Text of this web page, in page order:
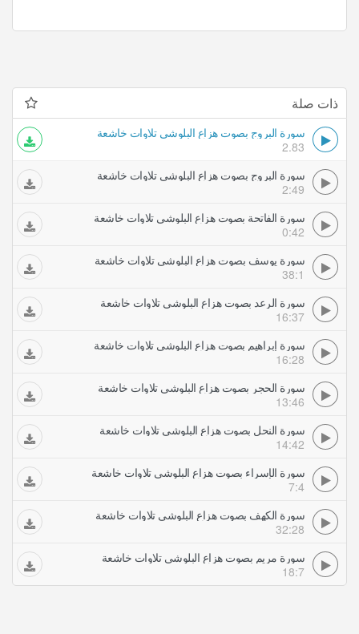
ذات صلة
سورة البروج بصوت هزاع البلوشي تلاوات خاشعة
2.83
سورة البروج بصوت هزاع البلوشي تلاوات خاشعة
2:49
سورة الفاتحة بصوت هزاع البلوشي تلاوات خاشعة
0:42
سورة يوسف بصوت هزاع البلوشي تلاوات خاشعة
38:1
سورة الرعد بصوت هزاع البلوشي تلاوات خاشعة
16:37
سورة إبراهيم بصوت هزاع البلوشي تلاوات خاشعة
16:28
سورة الحجر بصوت هزاع البلوشي تلاوات خاشعة
13:46
سورة النحل بصوت هزاع البلوشي تلاوات خاشعة
14:42
سورة الإسراء بصوت هزاع البلوشي تلاوات خاشعة
7:4
سورة الكهف بصوت هزاع البلوشي تلاوات خاشعة
32:28
سورة مريم بصوت هزاع البلوشي تلاوات خاشعة
18:7